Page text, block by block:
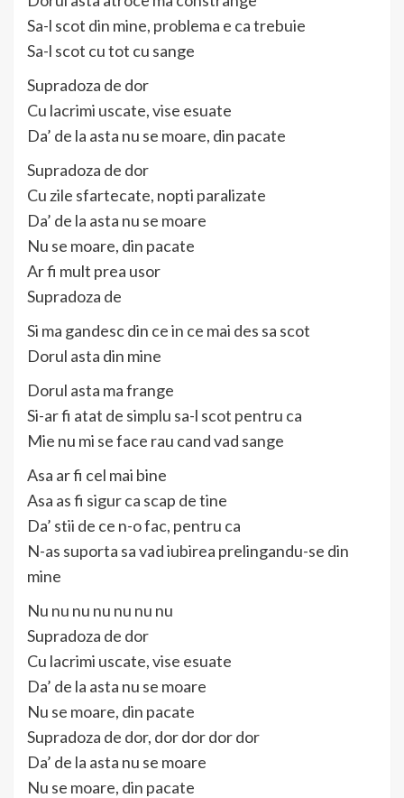
Sa-l scot din mine, problema e ca trebuie
Sa-l scot cu tot cu sange
Supradoza de dor
Cu lacrimi uscate, vise esuate
Da’ de la asta nu se moare, din pacate
Supradoza de dor
Cu zile sfartecate, nopti paralizate
Da’ de la asta nu se moare
Nu se moare, din pacate
Ar fi mult prea usor
Supradoza de
Si ma gandesc din ce in ce mai des sa scot
Dorul asta din mine
Dorul asta ma frange
Si-ar fi atat de simplu sa-l scot pentru ca
Mie nu mi se face rau cand vad sange
Asa ar fi cel mai bine
Asa as fi sigur ca scap de tine
Da’ stii de ce n-o fac, pentru ca
N-as suporta sa vad iubirea prelingandu-se din
mine
Nu nu nu nu nu nu nu
Supradoza de dor
Cu lacrimi uscate, vise esuate
Da’ de la asta nu se moare
Nu se moare, din pacate
Supradoza de dor, dor dor dor dor
Da’ de la asta nu se moare
Nu se moare, din pacate